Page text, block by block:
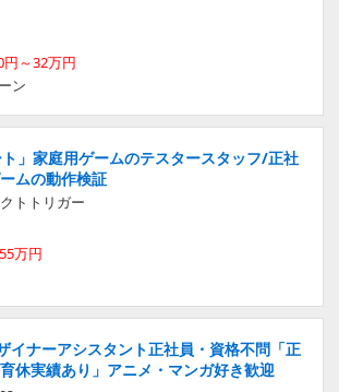
円～32万円
ン
ト」家庭用ゲームのテスタースタッフ/正社
ムの動作検証
トトリガー
万円
イナーアシスタント正社員・資格不問「正
休実績あり」アニメ・マンガ好き歓迎